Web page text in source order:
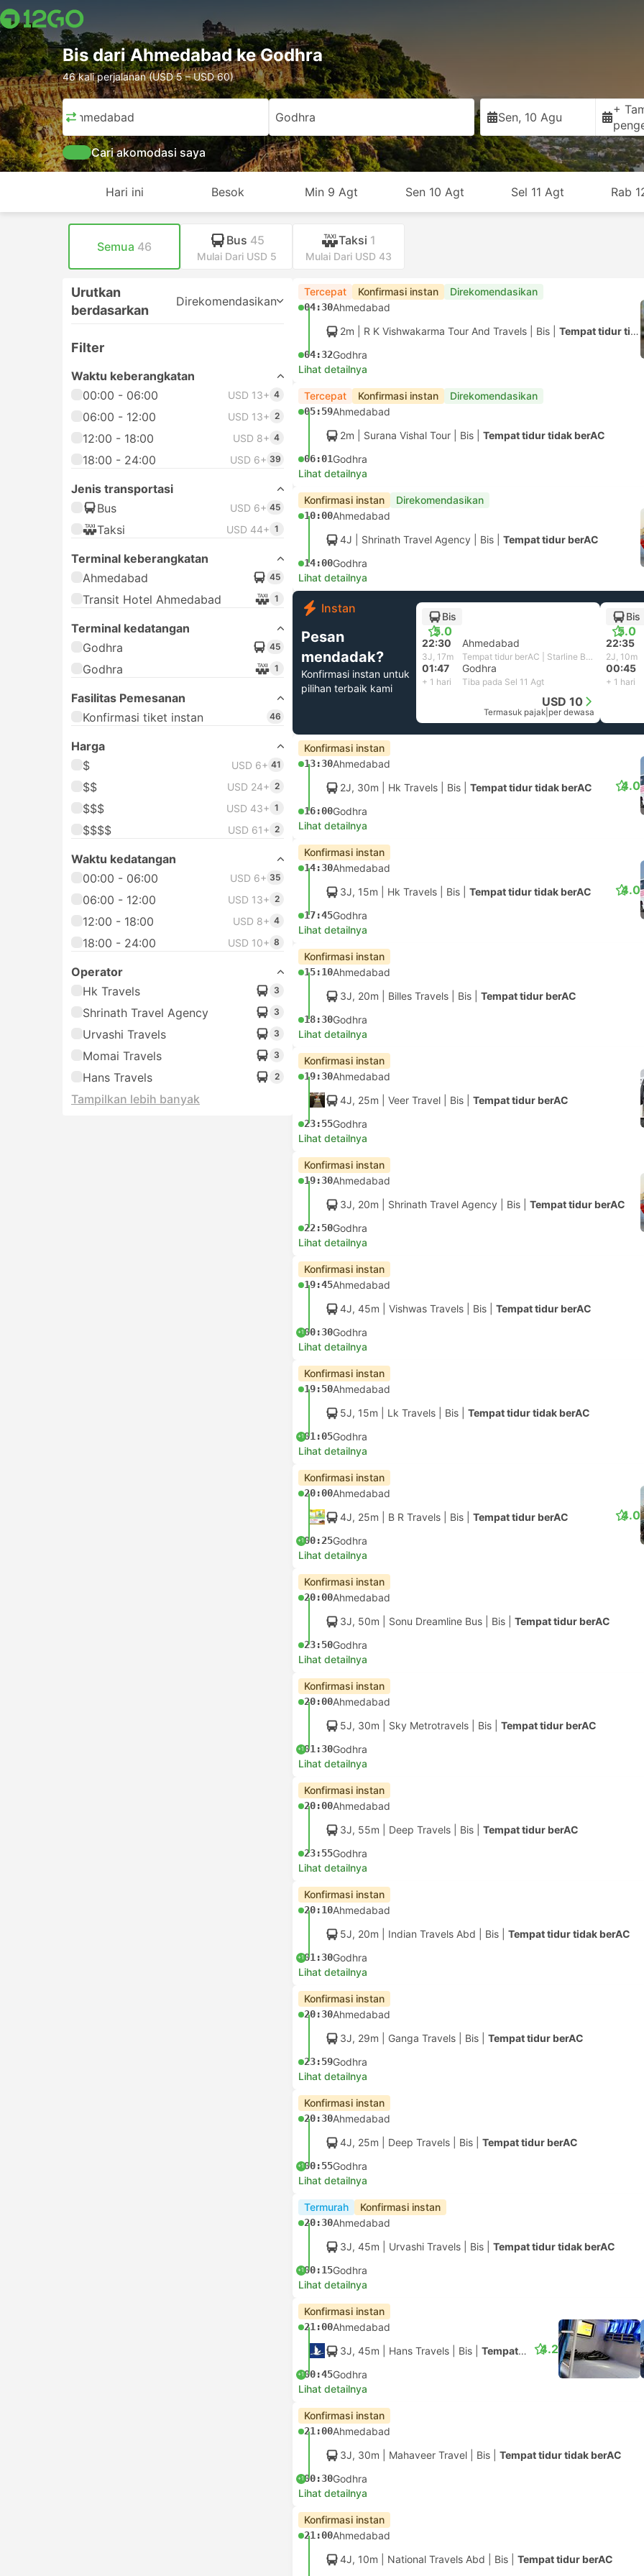
Bis dari Ahmedabad ke Godhra
46 kali perjalanan (USD 5 – USD 60)
Ahmedabad Godhra Sen, 10 Agu
+
Cari akomodasi saya
Hari ini Besok Min 9 Agt Sen 10 Agt Sel 11 Agt Rab
Semua 46 Bus 45
Mulai Dari USD 5
Taksi 1
Mulai Dari USD 43
Urutkan
berdasarkan
Direkomendasikan
Filter
Waktu keberangkatan
00:00 - 06:00
USD 13+ 4
06:00 - 12:00 USD 13+ 2
12:00 - 18:00 USD 8+ 4
18:00 - 24:00 USD 6+ 39
Jenis transportasi
Bus
USD 6+ 45
Taksi USD 44+ 1
Terminal keberangkatan
Ahmedabad
45
Transit Hotel Ahmedabad 1
Terminal kedatangan
Godhra
45
Godhra 1
Fasilitas Pemesanan
Konfirmasi tiket instan
46
Harga
$
USD 6+ 41
$$ USD 24+ 2
$$$ USD 43+ 1
$$$$ USD 61+ 2
Waktu kedatangan
00:00 - 06:00
USD 6+ 35
06:00 - 12:00 USD 13+ 2
12:00 - 18:00 USD 8+ 4
18:00 - 24:00 USD 10+ 8
Operator
Hk Travels
3
Shrinath Travel Agency 3
Urvashi Travels 3
Momai Travels 3
Hans Travels 2
Tampilkan lebih banyak
Tercepat Konfirmasi instan Direkomendasikan
04:30Ahmedabad
2m | R K Vishwakarma Tour And Travels Bis Tempat tidur tidak berAC
04:32Godhra
Lihat detailnya
Tercepat Konfirmasi instan Direkomendasikan
05:59Ahmedabad
2m | Surana Vishal Tour Bis Tempat tidur tidak berAC
06:01Godhra
Lihat detailnya
Konfirmasi instan Direkomendasikan
10:00Ahmedabad
4J | Shrinath Travel Agency Bis Tempat tidur berAC
14:00Godhra
Lihat detailnya
Instan
Pesan
mendadak?
Konfirmasi instan untuk
pilihan terbaik kami
Bis
5.0
22:30 Ahmedabad
3J, 17m Tempat tidur berAC | Starline Bus
01:47 Godhra
+ 1 hari Tiba pada Sel 11 Agt
USD 10
Termasuk pajak per dewasa
Bis
5.0
22:35
2J, 10m
00:45
+ 1 hari
Konfirmasi instan
13:30Ahmedabad
2J, 30m | Hk Travels Bis Tempat tidur tidak berAC
16:00Godhra
4.0
Lihat detailnya
Konfirmasi instan
14:30Ahmedabad
3J, 15m | Hk Travels Bis Tempat tidur tidak berAC
17:45Godhra
4.0
Lihat detailnya
Konfirmasi instan
15:10Ahmedabad
3J, 20m | Billes Travels Bis Tempat tidur berAC
18:30Godhra
Lihat detailnya
Konfirmasi instan
19:30Ahmedabad
4J, 25m | Veer Travel Bis Tempat tidur berAC
23:55Godhra
Lihat detailnya
Konfirmasi instan
19:30Ahmedabad
3J, 20m | Shrinath Travel Agency Bis Tempat tidur berAC
22:50Godhra
Lihat detailnya
Konfirmasi instan
19:45Ahmedabad
4J, 45m | Vishwas Travels Bis Tempat tidur berAC
+100:30Godhra
Lihat detailnya
Konfirmasi instan
19:50Ahmedabad
5J, 15m | Lk Travels Bis Tempat tidur tidak berAC
+101:05Godhra
Lihat detailnya
Konfirmasi instan
20:00Ahmedabad
4J, 25m | B R Travels Bis Tempat tidur berAC
+100:25Godhra
4.0
Lihat detailnya
Konfirmasi instan
20:00Ahmedabad
3J, 50m | Sonu Dreamline Bus Bis Tempat tidur berAC
23:50Godhra
Lihat detailnya
Konfirmasi instan
20:00Ahmedabad
5J, 30m | Sky Metrotravels Bis Tempat tidur berAC
+101:30Godhra
Lihat detailnya
Konfirmasi instan
20:00Ahmedabad
3J, 55m | Deep Travels Bis Tempat tidur berAC
23:55Godhra
Lihat detailnya
Konfirmasi instan
20:10Ahmedabad
5J, 20m | Indian Travels Abd Bis Tempat tidur tidak berAC
+101:30Godhra
Lihat detailnya
Konfirmasi instan
20:30Ahmedabad
3J, 29m | Ganga Travels Bis Tempat tidur berAC
23:59Godhra
Lihat detailnya
Konfirmasi instan
20:30Ahmedabad
4J, 25m | Deep Travels Bis Tempat tidur berAC
+100:55Godhra
Lihat detailnya
Termurah Konfirmasi instan
20:30Ahmedabad
3J, 45m | Urvashi Travels Bis Tempat tidur tidak berAC
+100:15Godhra
Lihat detailnya
Konfirmasi instan
21:00Ahmedabad
3J, 45m | Hans Travels Bis Tempat tidur tidak berAC
+100:45Godhra
4.2
Lihat detailnya
Konfirmasi instan
21:00Ahmedabad
3J, 30m | Mahaveer Travel Bis Tempat tidur tidak berAC
+100:30Godhra
Lihat detailnya
Konfirmasi instan
21:00Ahmedabad
4J, 10m | National Travels Abd Bis Tempat tidur berAC